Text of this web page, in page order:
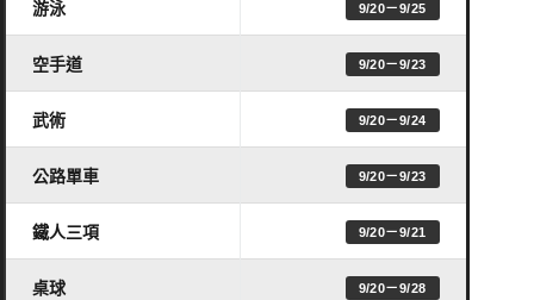
游泳 9/20－9/25
空手道 9/20－9/23
武術 9/20－9/24
公路單車 9/20－9/23
鐵人三項 9/20－9/21
桌球 9/20－9/28